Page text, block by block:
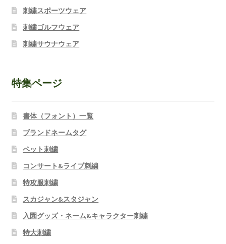
刺繍スポーツウェア
刺繍ゴルフウェア
刺繍サウナウェア
特集ページ
書体（フォント）一覧
ブランドネームタグ
ペット刺繍
コンサート&ライブ刺繍
特攻服刺繍
スカジャン&スタジャン
入園グッズ・ネーム&キャラクター刺繍
特大刺繍